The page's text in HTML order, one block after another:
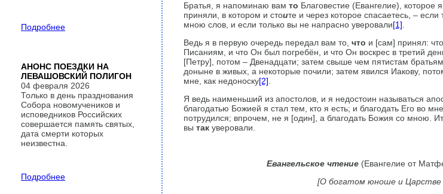
Братья, я напоминаю вам то Благовестие (Евангелие), которое
приняли, в котором и стоите и через которое спасаетесь, –
мною слов, и если только вы не напрасно уверовали[1]
Ведь я в первую очередь передал вам то, что и [сам] принял:
Писаниям, и что Он был погребён, и что Он воскрес в третий
[Петру], потом – Двенадцати; затем свыше чем пятистам
доныне в живых, а некоторые почили; затем явился Иакову,
мне, как недоноску[2]
Я ведь наименьший из апостолов, и я недостоин называться
благодатью Божией я стал тем, кто я есть; и благодать Его во
потрудил­ся; впрочем, не я [один], а благодать Божия со мною.
вы такуверовали.
Евангельское чтение (Евангелие от
[О богатом юноше и Царстве
Подробнее
АНОНС ПОЕЗДКИ НА
ЛЕВАШОВСКИЙ ПОЛИГОН
04 февраля 2026
Только в день празднования
Собора новомучеников и
исповедников Российских
совершается память святых,
дата смерти которых
неизвестна.
Подробнее